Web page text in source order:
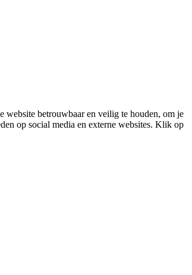
website betrouwbaar en veilig te houden, om je
op social media en externe websites. Klik op